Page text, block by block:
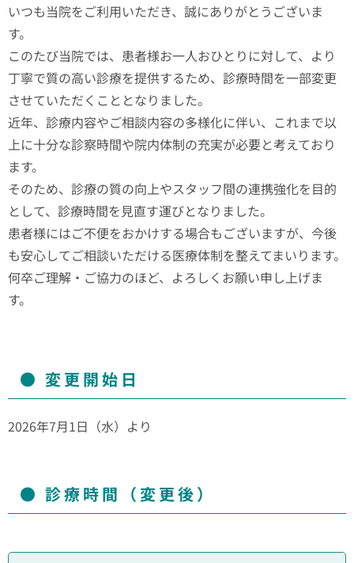
いつも当院をご利用いただき、誠にありがとうございま
す。
このたび当院では、患者様お一人おひとりに対して、より
丁寧で質の高い診療を提供するため、診療時間を一部変更
させていただくこととなりました。
近年、診療内容やご相談内容の多様化に伴い、これまで以
上に十分な診察時間や院内体制の充実が必要と考えており
ます。
そのため、診療の質の向上やスタッフ間の連携強化を目的
として、診療時間を見直す運びとなりました。
患者様にはご不便をおかけする場合もございますが、今後
も安心してご相談いただける医療体制を整えてまいります。
何卒ご理解・ご協力のほど、よろしくお願い申し上げま
す。
変更開始日
2026年7月1日（水）より
診療時間（変更後）